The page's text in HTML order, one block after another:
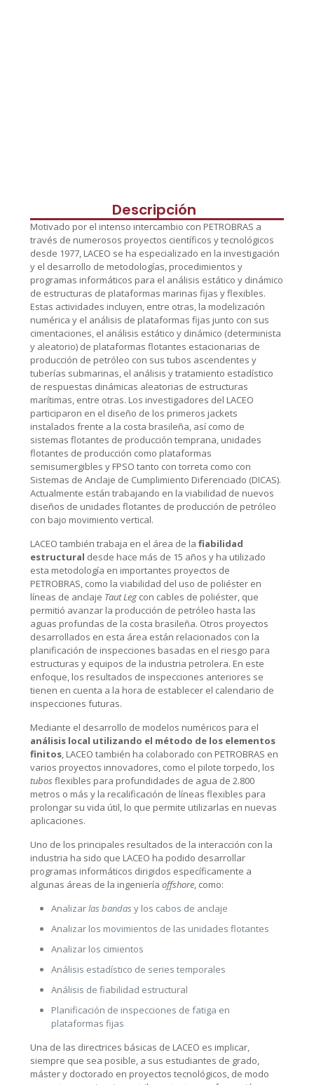
Descripción
Motivado por el intenso intercambio con PETROBRAS a
través de numerosos proyectos científicos y tecnológicos
desde 1977, LACEO se ha especializado en la investigación
y el desarrollo de metodologías, procedimientos y
programas informáticos para el análisis estático y dinámico
de estructuras de plataformas marinas fijas y flexibles.
Estas actividades incluyen, entre otras, la modelización
numérica y el análisis de plataformas fijas junto con sus
cimentaciones, el análisis estático y dinámico (determinista
y aleatorio) de plataformas flotantes estacionarias de
producción de petróleo con sus tubos ascendentes y
tuberías submarinas, el análisis y tratamiento estadístico
de respuestas dinámicas aleatorias de estructuras
marítimas, entre otras. Los investigadores del LACEO
participaron en el diseño de los primeros jackets
instalados frente a la costa brasileña, así como de
sistemas flotantes de producción temprana, unidades
flotantes de producción como plataformas
semisumergibles y FPSO tanto con torreta como con
Sistemas de Anclaje de Cumplimiento Diferenciado (DICAS).
Actualmente están trabajando en la viabilidad de nuevos
diseños de unidades flotantes de producción de petróleo
con bajo movimiento vertical.
LACEO también trabaja en el área de la fiabilidad
estructural desde hace más de 15 años y ha utilizado
esta metodología en importantes proyectos de
PETROBRAS, como la viabilidad del uso de poliéster en
líneas de anclaje Taut Leg con cables de poliéster, que
permitió avanzar la producción de petróleo hasta las
aguas profundas de la costa brasileña. Otros proyectos
desarrollados en esta área están relacionados con la
planificación de inspecciones basadas en el riesgo para
estructuras y equipos de la industria petrolera. En este
enfoque, los resultados de inspecciones anteriores se
tienen en cuenta a la hora de establecer el calendario de
inspecciones futuras.
Mediante el desarrollo de modelos numéricos para el
análisis local utilizando el método de los elementos
finitos, LACEO también ha colaborado con PETROBRAS en
varios proyectos innovadores, como el pilote torpedo, los
tubos flexibles para profundidades de agua de 2.800
metros o más y la recalificación de líneas flexibles para
prolongar su vida útil, lo que permite utilizarlas en nuevas
aplicaciones.
Uno de los principales resultados de la interacción con la
industria ha sido que LACEO ha podido desarrollar
programas informáticos dirigidos específicamente a
algunas áreas de la ingeniería offshore, como:
Analizarlas bandas y los cabos de anclaje
Analizar los movimientos de las unidades flotantes
Analizar los cimientos
Análisis estadístico de series temporales
Análisis de fiabilidad estructural
Planificación de inspecciones de fatiga en
plataformas fijas
Una de las directrices básicas de LACEO es implicar,
siempre que sea posible, a sus estudiantes de grado,
máster y doctorado en proyectos tecnológicos, de modo